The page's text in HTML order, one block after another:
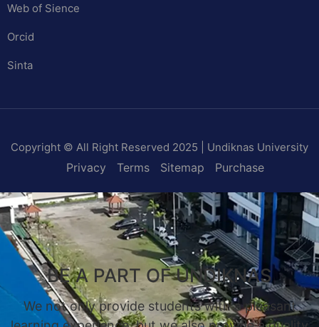
Web of Sience
Orcid
Sinta
Copyright © All Right Reserved 2025 | Undiknas University
Privacy Terms Sitemap Purchase
BE A PART OF UNDIKNAS
We not only provide students with a pleasant